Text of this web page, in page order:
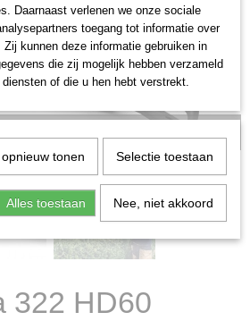
322 HD60
Daarnaast verlenen we onze sociale
toegang tot informatie over
kunnen deze informatie gebruiken in
die zij mogelijk hebben verzameld
of die u hen hebt verstrekt.
tonen Selectie toestaan
Alles toestaan Nee, niet akkoord